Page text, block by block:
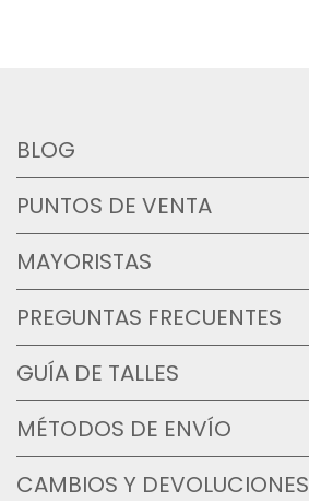
BLOG
PUNTOS DE VENTA
MAYORISTAS
PREGUNTAS FRECUENTES
GUÍA DE TALLES
MÉTODOS DE ENVÍO
CAMBIOS Y DEVOLUCIONES